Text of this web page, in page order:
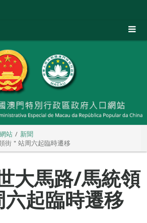
站
新聞
街＂站周六起臨時遷移
大馬路/馬統領
起臨時遷移